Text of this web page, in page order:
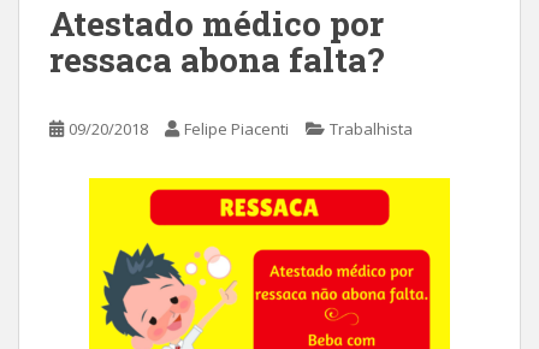
Atestado médico por
ressaca abona falta?
09/20/2018 Felipe Piacenti Trabalhista